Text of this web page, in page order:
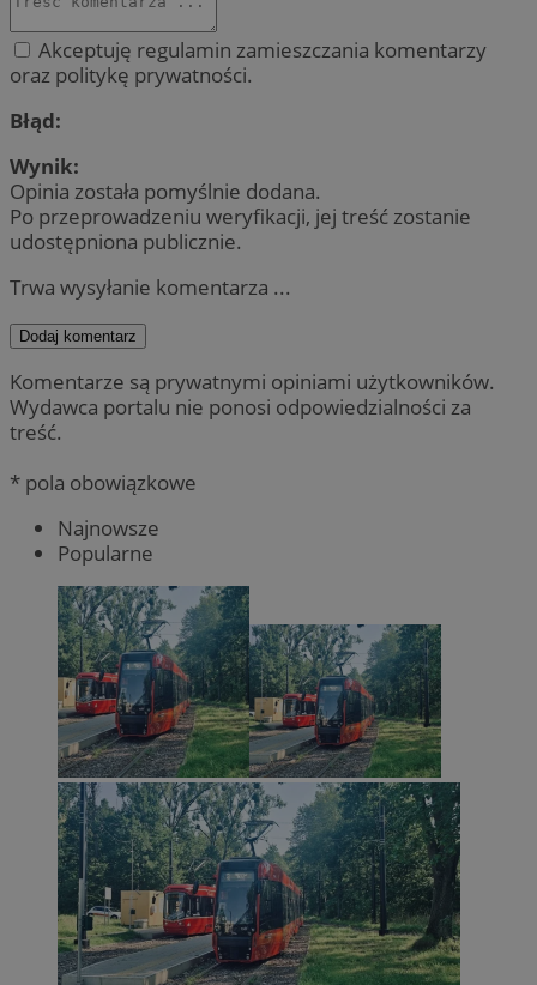
Akceptuję regulamin zamieszczania komentarzy
oraz politykę prywatności.
Błąd:
Wynik:
Opinia została pomyślnie dodana.
Po przeprowadzeniu weryfikacji, jej treść zostanie
udostępniona publicznie.
Trwa wysyłanie komentarza ...
Dodaj komentarz
Komentarze są prywatnymi opiniami użytkowników.
Wydawca portalu nie ponosi odpowiedzialności za
treść.
* pola obowiązkowe
Najnowsze
Popularne